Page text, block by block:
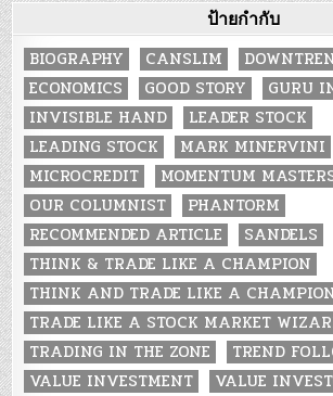
ป้ายกำกับ
BIOGRAPHY CANSLIM
ECONOMICS
GOOD STORY
GURU
INVISIBLE HAND
LEADER STOCK
LEADING STOCK
MARK MINERVINI
MICROCREDIT
MOMENTUM
OUR COLUMNIST
PHANTORM
RECOMMENDED ARTICLE
SANDELS
THINK & TRADE LIKE A CHAMPION
THINK AND TRADE LIKE A
TRADE LIKE A STOCK MARKET
TRADING IN THE ZONE
TREND
VALUE INVESTMENT
VALUE